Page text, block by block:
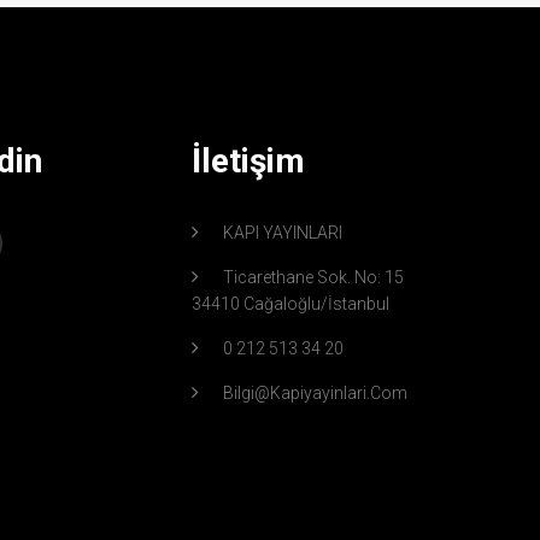
İletişim
KAPI YAYINLARI
Ticarethane Sok. No: 15
34410 Cağaloğlu/İstanbul
0 212 513 34 20
Bilgi@kapiyayinlari.com